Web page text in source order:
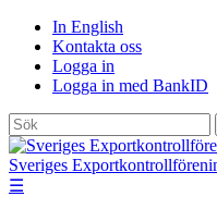
In English
Kontakta oss
Logga in
Logga in med BankID
Sveriges
☰